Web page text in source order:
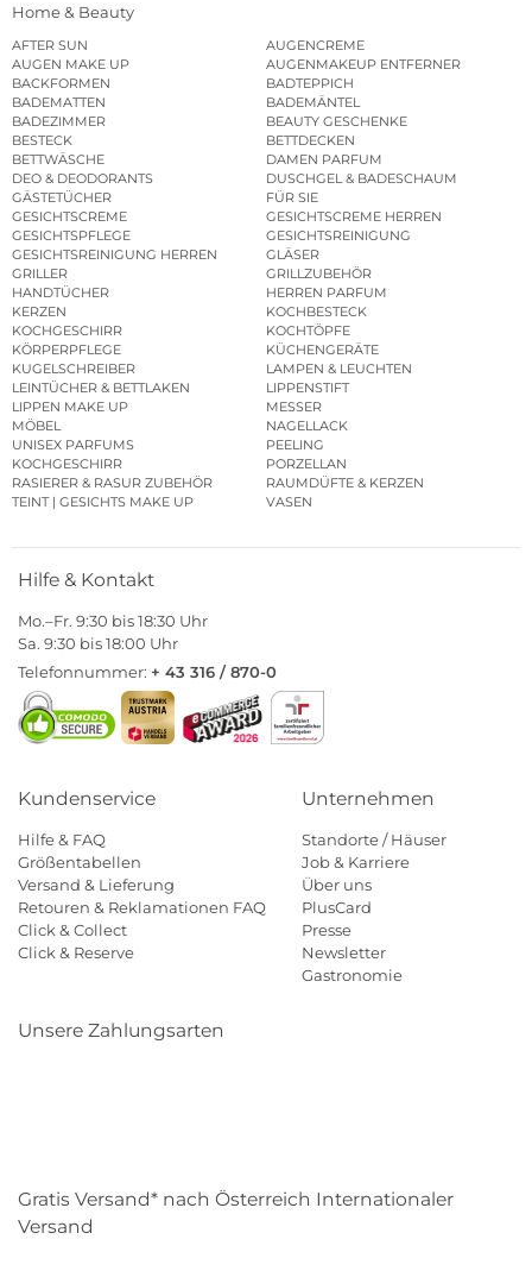
Home & Beauty
AFTER SUN
AUGENCREME
AUGEN MAKE UP
AUGENMAKEUP ENTFERNER
BACKFORMEN
BADTEPPICH
BADEMATTEN
BADEMÄNTEL
BADEZIMMER
BEAUTY GESCHENKE
BESTECK
BETTDECKEN
BETTWÄSCHE
DAMEN PARFUM
DEO & DEODORANTS
DUSCHGEL & BADESCHAUM
GÄSTETÜCHER
FÜR SIE
GESICHTSCREME
GESICHTSCREME HERREN
GESICHTSPFLEGE
GESICHTSREINIGUNG
GESICHTSREINIGUNG HERREN
GLÄSER
GRILLER
GRILLZUBEHÖR
HANDTÜCHER
HERREN PARFUM
KERZEN
KOCHBESTECK
KOCHGESCHIRR
KOCHTÖPFE
KÖRPERPFLEGE
KÜCHENGERÄTE
KUGELSCHREIBER
LAMPEN & LEUCHTEN
LEINTÜCHER & BETTLAKEN
LIPPENSTIFT
LIPPEN MAKE UP
MESSER
MÖBEL
NAGELLACK
UNISEX PARFUMS
PEELING
KOCHGESCHIRR
PORZELLAN
RASIERER & RASUR ZUBEHÖR
RAUMDÜFTE & KERZEN
TEINT | GESICHTS MAKE UP
VASEN
Hilfe & Kontakt
Mo.–Fr. 9:30 bis 18:30 Uhr
Sa. 9:30 bis 18:00 Uhr
Telefonnummer: + 43 316 / 870-0
Kundenservice
Hilfe & FAQ
Größentabellen
Versand & Lieferung
Retouren & Reklamationen FAQ
Click & Collect
Click & Reserve
Unternehmen
Standorte / Häuser
Job & Karriere
Über uns
PlusCard
Presse
Newsletter
Gastronomie
Unsere Zahlungsarten
Gratis Versand* nach Österreich Internationaler
Versand